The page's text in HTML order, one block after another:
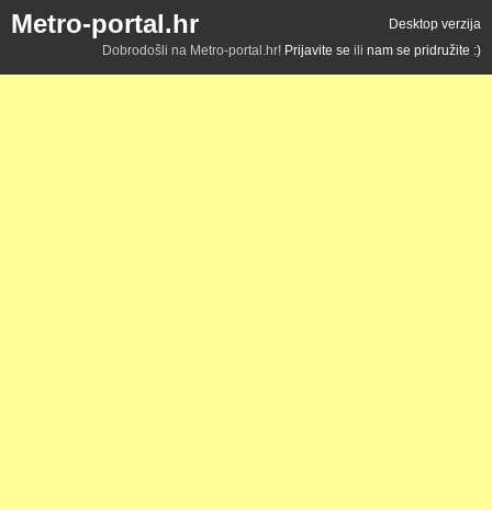
Metro-portal.hr
Desktop verzija
Dobrodošli na Metro-portal.hr! Prijavite se ili nam se pridružite :)